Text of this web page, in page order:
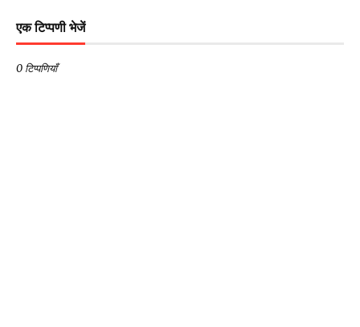
एक टिप्पणी भेजें
0 टिप्पणियाँ